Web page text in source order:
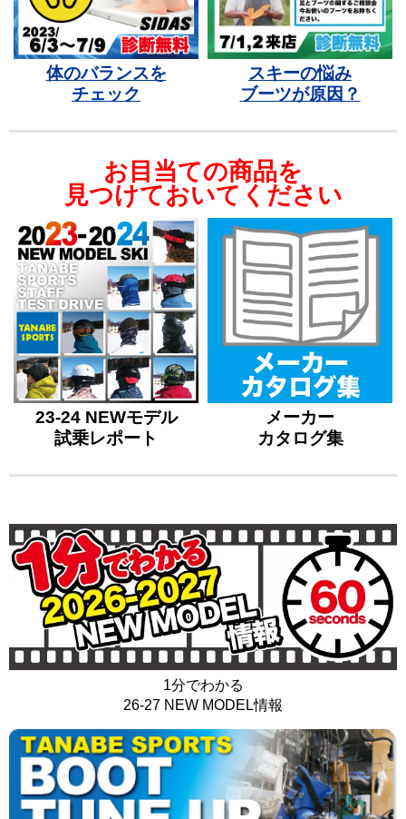
体のバランスを
チェック
スキーの悩み
ブーツが原因？
お目当ての商品を
見つけておいてください
23-24 NEWモデル
試乗レポート
メーカー
カタログ集
1分でわかる
26-27 NEW MODEL情報